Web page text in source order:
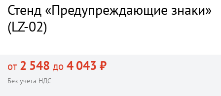
Стенд «Предупреждающие знаки»
(LZ-02)
от2 548 до 4 043 ₽
Без учета НДС